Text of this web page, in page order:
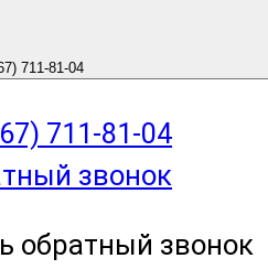
711-81-04
711-81-04
звонок
обратный звонок